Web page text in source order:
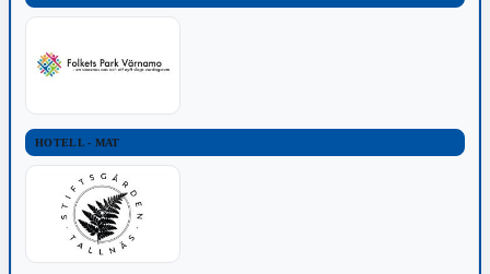
HOTELL - MAT